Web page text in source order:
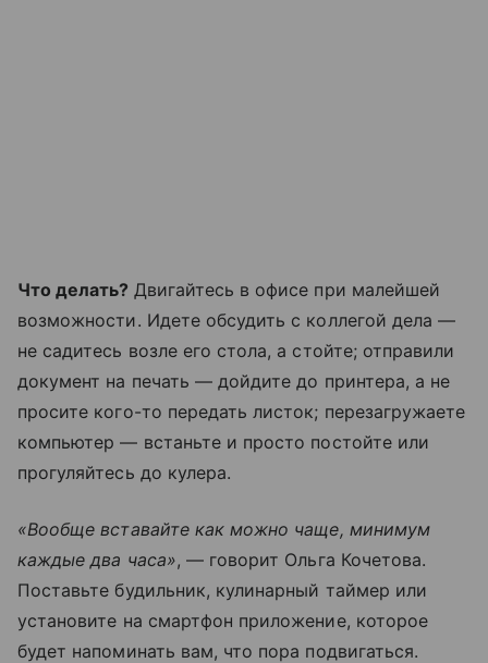
Что делать? Двигайтесь в офисе при малейшей
возможности. Идете обсудить с коллегой дела —
не садитесь возле его стола, а стойте; отправили
документ на печать — дойдите до принтера, а не
просите кого-то передать листок; перезагружаете
компьютер — встаньте и просто постойте или
прогуляйтесь до кулера.
«Вообще вставайте как можно чаще, минимум
каждые два часа», — говорит Ольга Кочетова.
Поставьте будильник, кулинарный таймер или
установите на смартфон приложение, которое
будет напоминать вам, что пора подвигаться.